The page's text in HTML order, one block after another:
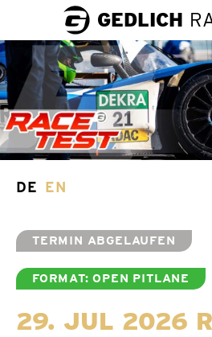
GEDLICH
DE EN
TERMIN ABGELAUFEN
FORMAT: OPEN PITLANE
29. JUL 2026